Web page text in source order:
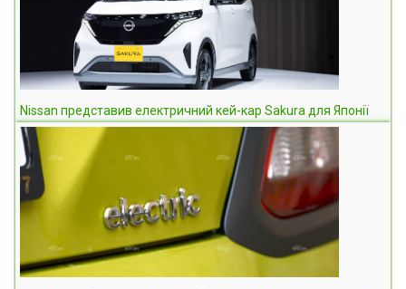
Nissan представив електричний кей-кар Sakura для Японії